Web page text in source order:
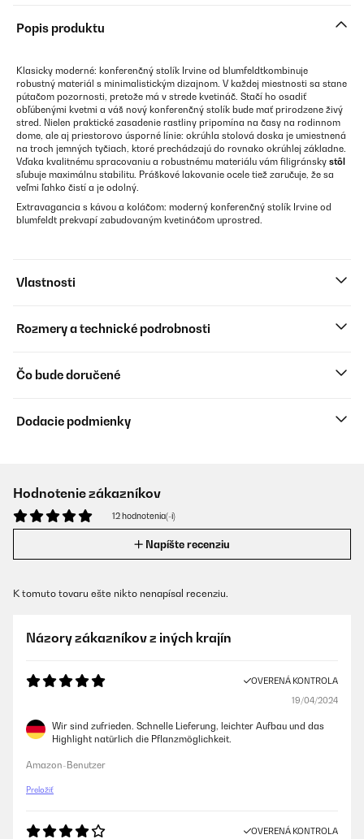
Popis produktu
Klasicky moderné: konferenčný stolík Irvine od blumfeldtkombinuje
robustný materiál s minimalistickým dizajnom. V každej miestnosti sa stane
pútačom pozornosti, pretože má v strede kvetináč. Stačí ho osadiť
obľúbenými kvetmi a váš nový konferenčný stolík bude mať prirodzene živý
stred. Nielen praktické zasadenie rastliny pripomína na časy na rodinnom
dome, ale aj priestorovo úsporné línie: okrúhla stolová doska je umiestnená
na troch jemných tyčiach, ktoré prechádzajú do rovnako okrúhlej základne.
Vďaka kvalitnému spracovaniu a robustnému materiálu vám filigránsky stôl
sľubuje maximálnu stabilitu. Práškové lakovanie ocele tiež zaručuje, že sa
veľmi ľahko čistí a je odolný.
Extravagancia s kávou a koláčom: moderný konferenčný stolík Irvine od
blumfeldt prekvapí zabudovaným kvetináčom uprostred.
Vlastnosti
Rozmery a technické podrobnosti
Čo bude doručené
Dodacie podmienky
Hodnotenie zákazníkov
12 hodnotenia(-í)
Napíšte recenziu
K tomuto tovaru ešte nikto nenapísal recenziu.
Názory zákazníkov z iných krajín
OVERENÁ KONTROLA
19/04/2024
Wir sind zufrieden. Schnelle Lieferung, leichter Aufbau und das
Highlight natürlich die Pflanzmöglichkeit.
Amazon-Benutzer
Preložiť
OVERENÁ KONTROLA